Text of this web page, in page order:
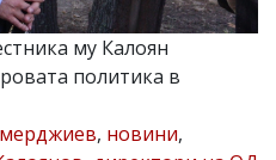
му Калоян
политика в
, новини,